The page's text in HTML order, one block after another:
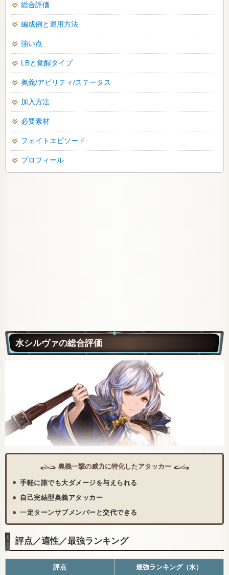
総合評価
編成例と運用方法
強い点
LBと覚醒タイプ
奥義/アビリティ/ステータス
加入方法
必要素材
フェイトエピソード
プロフィール
水シルヴァの総合評価
奥義一撃の威力に特化したアタッカー
手軽に誰でも大ダメージを与えられる
自己完結型奥義アタッカー
一定ターンサブメンバーと交代できる
評点／適性／最強ランキング
評点 最強ランキング（水）